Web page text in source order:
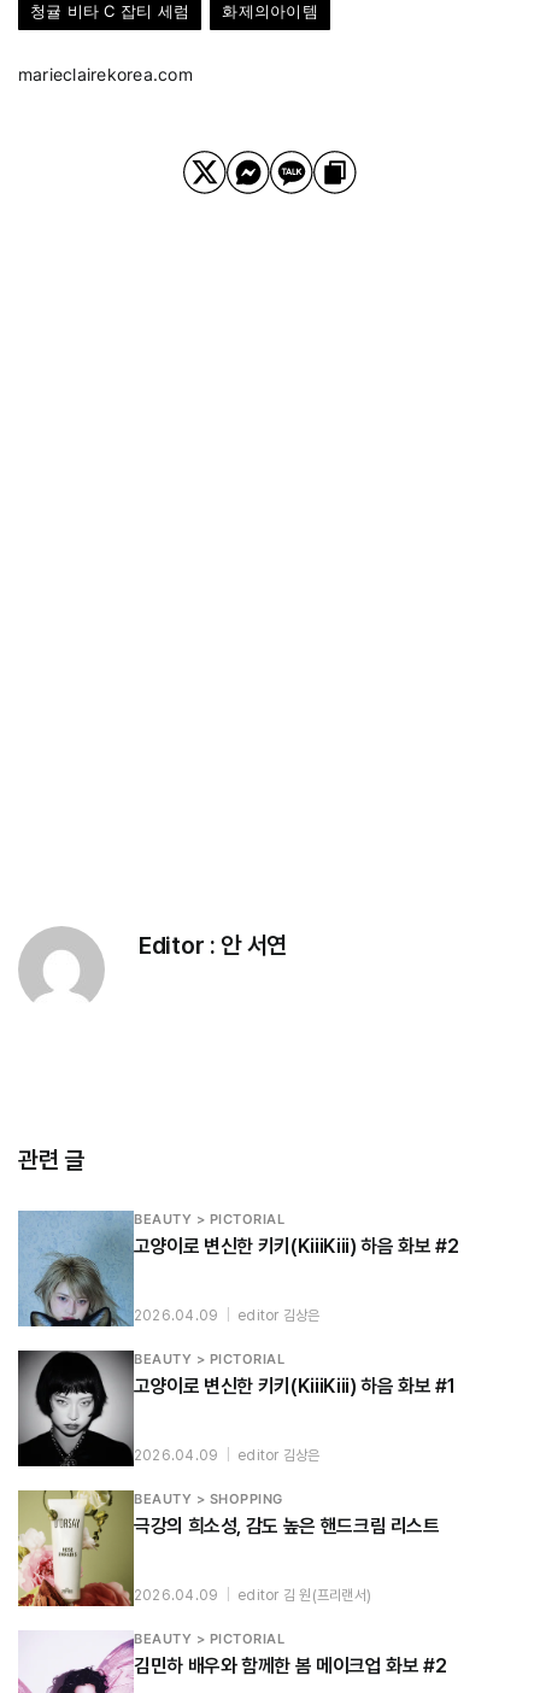
청귤 비타 C 잡티 세럼 화제의아이템
marieclairekorea.com
Editor : 안 서연
관련 글
BEAUTY > PICTORIAL
고양이로 변신한 키키(KiiiKiii) 하음 화보 #2
2026.04.09 editor 김상은
BEAUTY > PICTORIAL
고양이로 변신한 키키(KiiiKiii) 하음 화보 #1
2026.04.09 editor 김상은
BEAUTY > SHOPPING
극강의 희소성, 감도 높은 핸드크림 리스트
2026.04.09 editor 김 원(프리랜서)
BEAUTY > PICTORIAL
김민하 배우와 함께한 봄 메이크업 화보 #2